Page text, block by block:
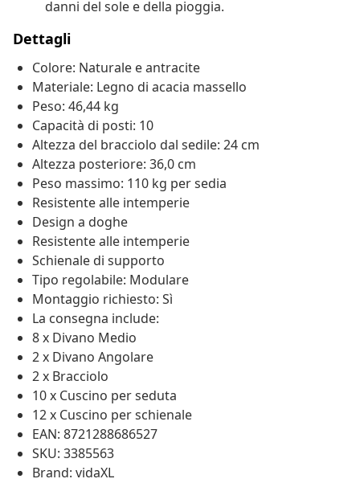
danni del sole e della pioggia.
Dettagli
Colore: Naturale e antracite
Materiale: Legno di acacia massello
Peso: 46,44 kg
Capacità di posti: 10
Altezza del bracciolo dal sedile: 24 cm
Altezza posteriore: 36,0 cm
Peso massimo: 110 kg per sedia
Resistente alle intemperie
Design a doghe
Resistente alle intemperie
Schienale di supporto
Tipo regolabile: Modulare
Montaggio richiesto: Sì
La consegna include:
8 x Divano Medio
2 x Divano Angolare
2 x Bracciolo
10 x Cuscino per seduta
12 x Cuscino per schienale
EAN: 8721288686527
SKU: 3385563
Brand: vidaXL